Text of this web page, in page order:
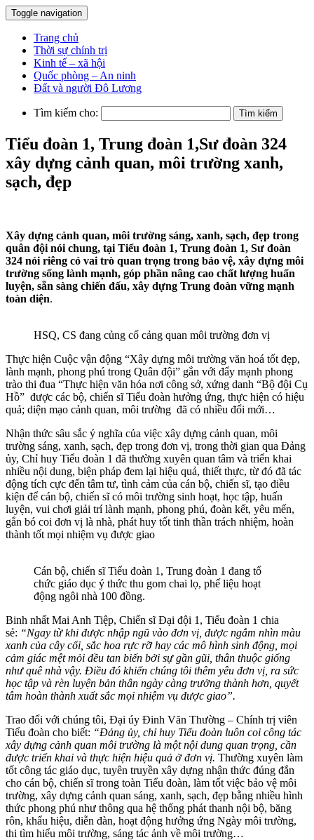
Toggle navigation
Trang chủ
Thời sự chính trị
Kinh tế – xã hội
Quốc phòng – An ninh
Đất và người Đô Lương
Tìm kiếm cho:
Tiểu đoàn 1, Trung đoàn 1,Sư đoàn 324
xây dựng cảnh quan, môi trường xanh,
sạch, đẹp
Xây dựng cảnh quan, môi trường sáng, xanh, sạch, đẹp trong
quân đội nói chung, tại Tiểu đoàn 1, Trung đoàn 1, Sư đoàn
324 nói riêng có vai trò quan trọng trong bảo vệ, xây dựng môi
trường sống lành mạnh, góp phần nâng cao chất lượng huấn
luyện, sẵn sàng chiến đấu, xây dựng Trung đoàn vững mạnh
toàn diện.
HSQ, CS đang củng cố cảng quan môi trường đơn vị
Thực hiện Cuộc vận động “Xây dựng môi trường văn hoá tốt đẹp,
lành mạnh, phong phú trong Quân đội” gắn với đẩy mạnh phong
trào thi đua “Thực hiện văn hóa nơi công sở, xứng danh “Bộ đội Cụ
Hồ” được các bộ, chiến sĩ Tiểu đoàn hưởng ứng, thực hiện có hiệu
quả; diện mạo cảnh quan, môi trường đã có nhiều đổi mới…
Nhận thức sâu sắc ý nghĩa của việc xây dựng cảnh quan, môi
trường sáng, xanh, sạch, đẹp trong đơn vị, trong thời gian qua Đảng
ủy, Chỉ huy Tiểu đoàn 1 đã thường xuyên quan tâm và triển khai
nhiều nội dung, biện pháp đem lại hiệu quả, thiết thực, từ đó đã tác
động tích cực đến tâm tư, tình cảm của cán bộ, chiến sĩ, tạo điều
kiện để cán bộ, chiến sĩ có môi trường sinh hoạt, học tập, huấn
luyện, vui chơi giải trí lành mạnh, phong phú, đoàn kết, yêu mến,
gắn bó coi đơn vị là nhà, phát huy tốt tinh thần trách nhiệm, hoàn
thành tốt mọi nhiệm vụ được giao
Cán bộ, chiến sĩ Tiểu đoàn 1, Trung đoàn 1 đang tổ
chức giáo dục ý thức thu gom chai lọ, phế liệu hoạt
động ngôi nhà 100 đồng.
Binh nhất Mai Anh Tiệp, Chiến sĩ Đại đội 1, Tiểu đoàn 1 chia
sẻ: “Ngay từ khi được nhập ngũ vào đơn vị, được ngắm nhìn màu
xanh của cây cối, sắc hoa rực rỡ hay các mô hình sinh động, mọi
cảm giác mệt mỏi đều tan biến bởi sự gần gũi, thân thuộc giống
như quê nhà vậy. Điều đó khiến chúng tôi thêm yêu đơn vị, ra sức
học tập và rèn luyện bản thân ngày càng trưởng thành hơn, quyết
tâm hoàn thành xuất sắc mọi nhiệm vụ được giao”.
Trao đổi với chúng tôi, Đại úy Đinh Văn Thường – Chính trị viên
Tiểu đoàn cho biết: “Đảng ủy, chỉ huy Tiểu đoàn luôn coi công tác
xây dựng cảnh quan môi trường là một nội dung quan trọng, cần
được triển khai và thực hiện hiệu quả ở đơn vị. Thường xuyên làm
tốt công tác giáo dục, tuyên truyền xây dựng nhận thức đúng đắn
cho cán bộ, chiến sĩ trong toàn Tiểu đoàn, làm tốt việc bảo vệ môi
trường, xây dựng cảnh quan sáng, xanh, sạch, đẹp bằng nhiều hình
thức phong phú như thông qua hệ thống phát thanh nội bộ, băng
rôn, khẩu hiệu, diễn đàn, hoạt động hưởng ứng Ngày môi trường,
thi tìm hiểu môi trường, sáng tác ảnh về môi trường…